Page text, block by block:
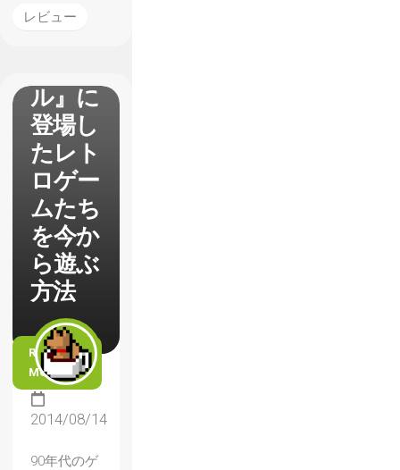
レビュー
『ハイ
ル』に
登場し
たレト
ロゲー
ムたち
を今か
ら遊ぶ
方法
READ
MORE
2014/08/14
90年代のゲ